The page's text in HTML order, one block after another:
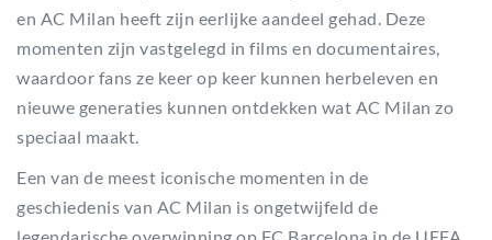
en AC Milan heeft zijn eerlijke aandeel gehad. Deze
momenten zijn vastgelegd in films en documentaires,
waardoor fans ze keer op keer kunnen herbeleven en
nieuwe generaties kunnen ontdekken wat AC Milan zo
speciaal maakt.
Een van de meest iconische momenten in de
geschiedenis van AC Milan is ongetwijfeld de